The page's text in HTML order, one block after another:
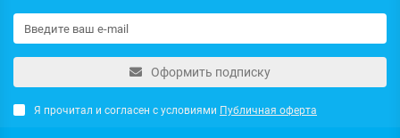
Оформить подписку
Я прочитал и согласен с условиями Публичная оферта